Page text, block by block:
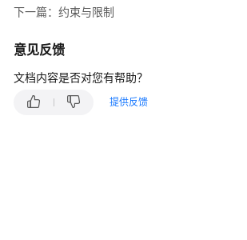
什
是
虚
拟
下一篇：约束与限制
意见反馈
文档内容是否对您有帮助？
提供反馈